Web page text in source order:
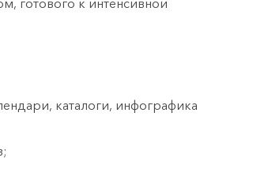
готового к интенсивной
каталоги, инфографика